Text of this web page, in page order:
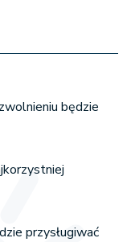
będzie
przysługiwać